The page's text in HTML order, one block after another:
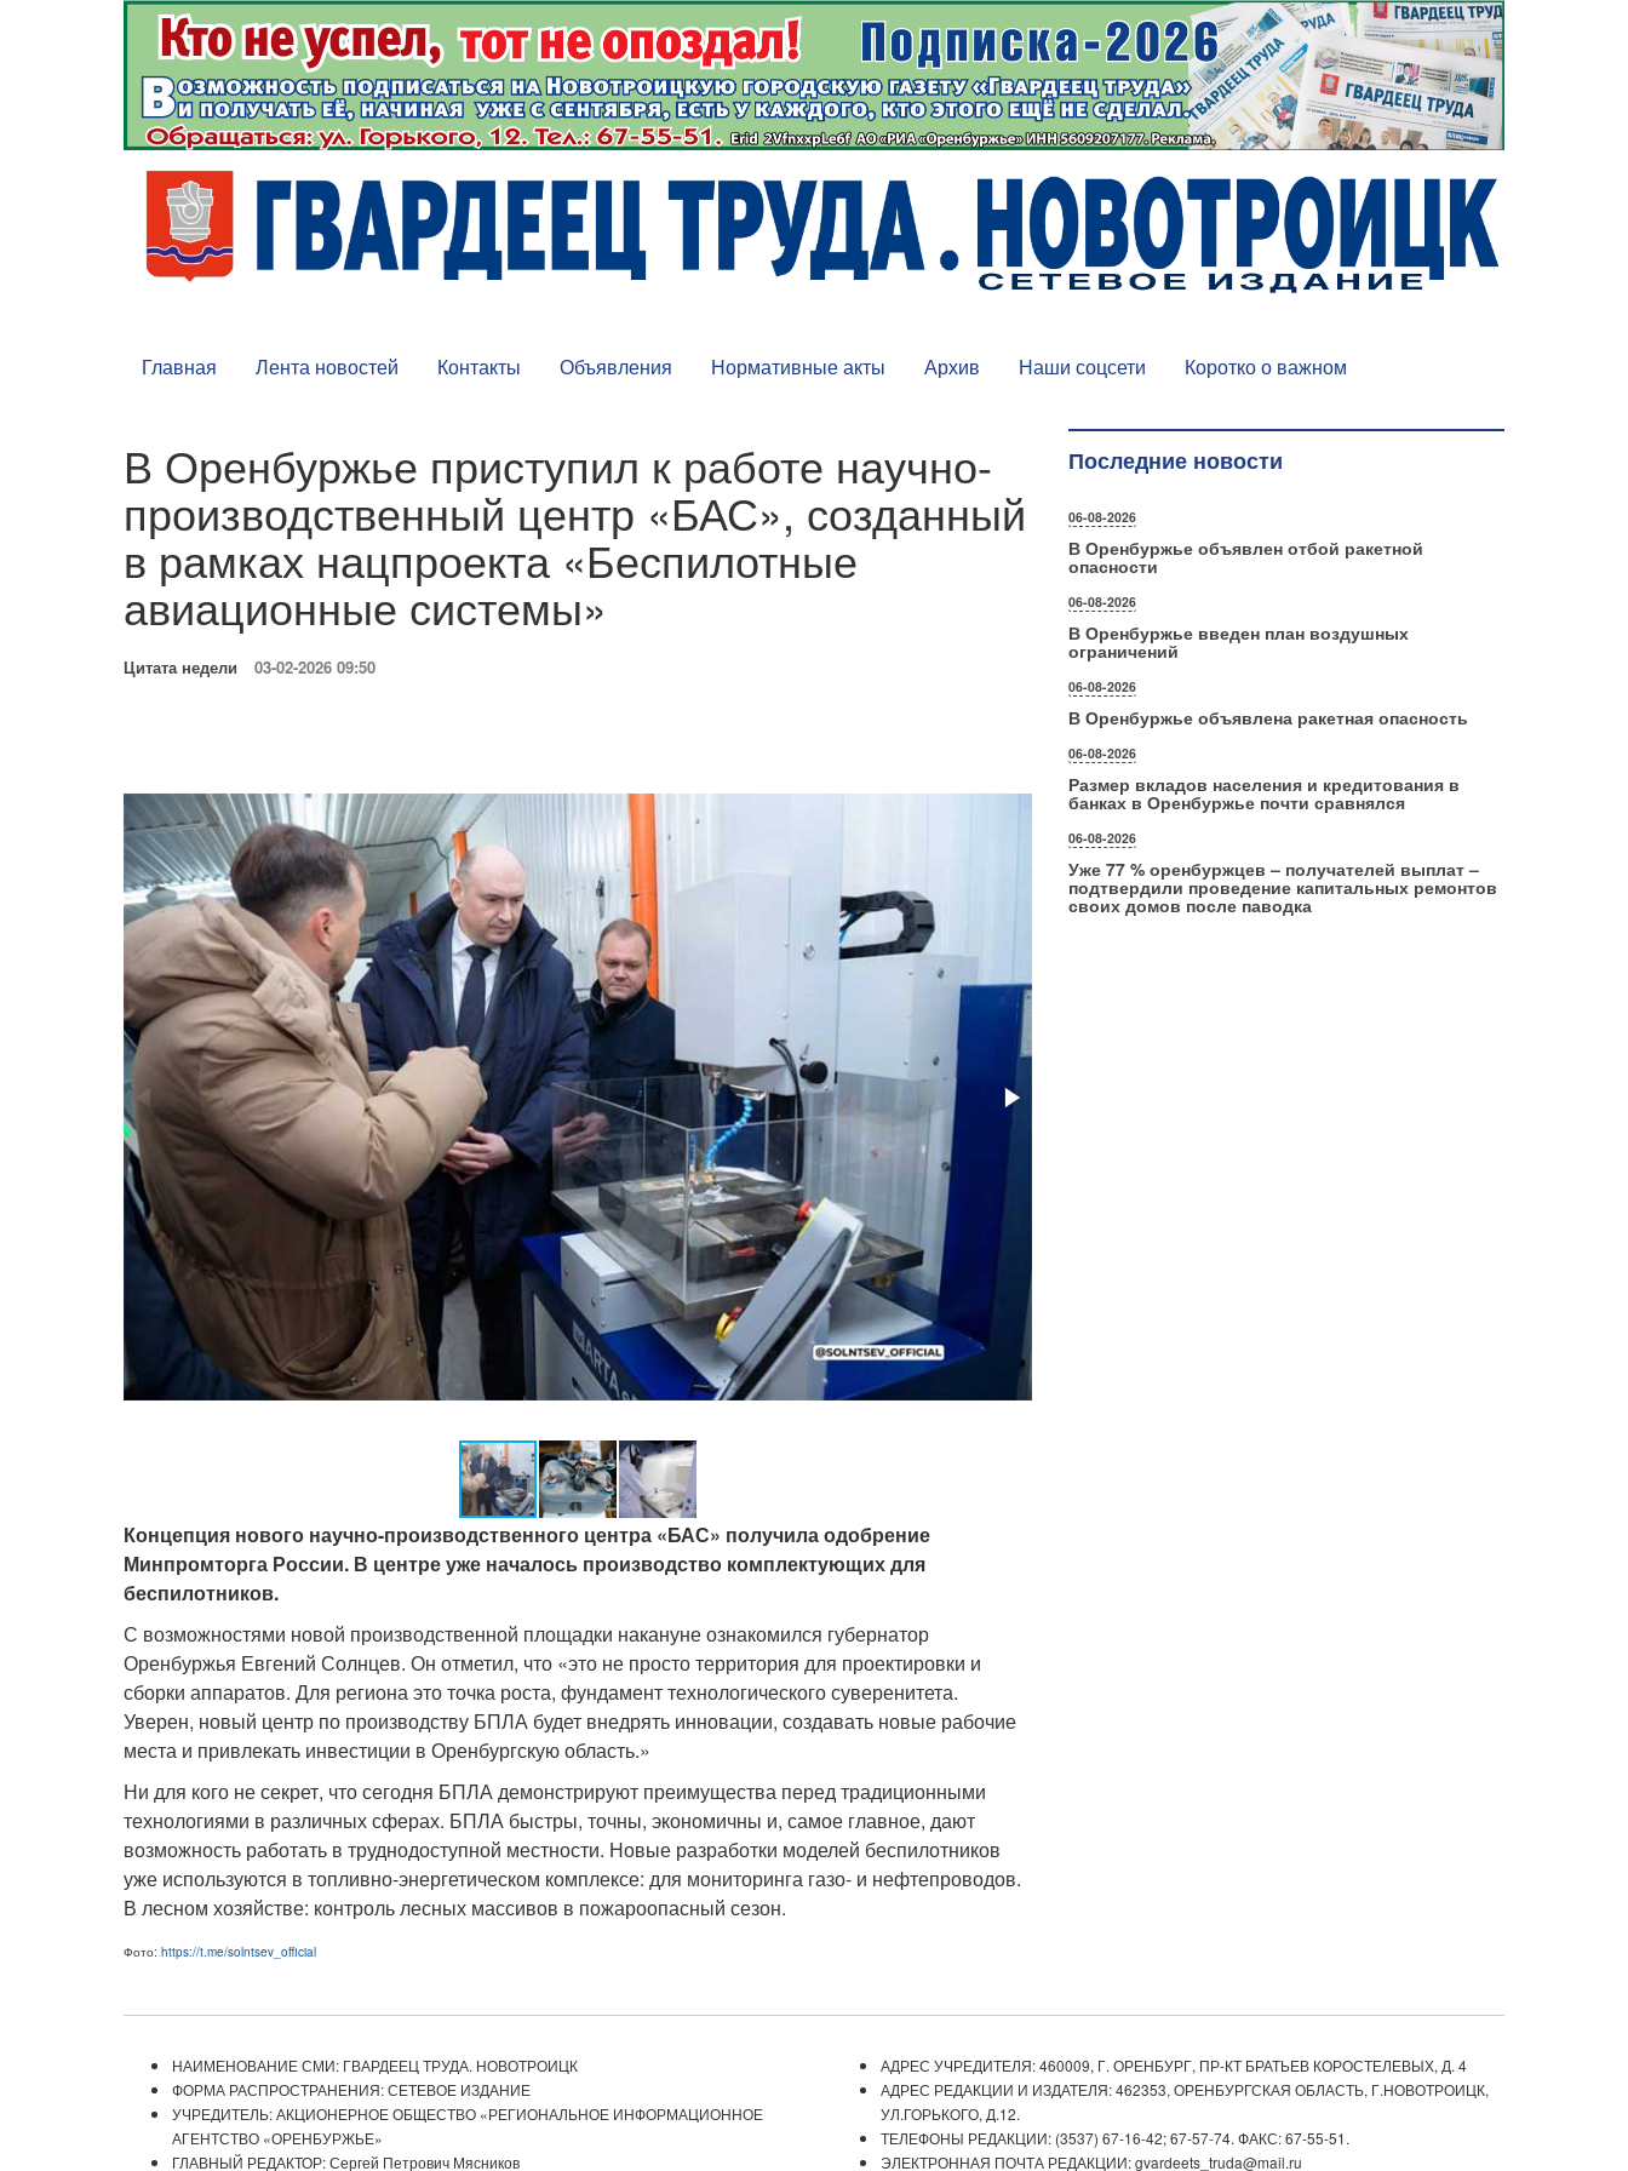
Главная Лента новостей Контакты Объявления Нормативные акты Архив Наши соцсети Коротко о важном
В Оренбуржье приступил к работе научно-
производственный центр «БАС», созданный
в рамках нацпроекта «Беспилотные
авиационные системы»
Цитата недели 03-02-2026 09:50
Концепция нового научно-производственного центра «БАС» получила одобрение
Минпромторга России. В центре уже началось производство комплектующих для
беспилотников.
С возможностями новой производственной площадки накануне ознакомился губернатор
Оренбуржья Евгений Солнцев. Он отметил, что «это не просто территория для проектировки и
сборки аппаратов. Для региона это точка роста, фундамент технологического суверенитета.
Уверен, новый центр по производству БПЛА будет внедрять инновации, создавать новые рабочие
места и привлекать инвестиции в Оренбургскую область.»
Ни для кого не секрет, что сегодня БПЛА демонстрируют преимущества перед традиционными
технологиями в различных сферах. БПЛА быстры, точны, экономичны и, самое главное, дают
возможность работать в труднодоступной местности. Новые разработки моделей беспилотников
уже используются в топливно-энергетическом комплексе: для мониторинга газо- и нефтепроводов.
В лесном хозяйстве: контроль лесных массивов в пожароопасный сезон.
Фото: https://t.me/solntsev_official
Последние новости
06-08-2026
В Оренбуржье объявлен отбой ракетной
опасности
06-08-2026
В Оренбуржье введен план воздушных
ограничений
06-08-2026
В Оренбуржье объявлена ракетная опасность
06-08-2026
Размер вкладов населения и кредитования в
банках в Оренбуржье почти сравнялся
06-08-2026
Уже 77 % оренбуржцев – получателей выплат –
подтвердили проведение капитальных ремонтов
своих домов после паводка
НАИМЕНОВАНИЕ СМИ: ГВАРДЕЕЦ ТРУДА. НОВОТРОИЦК
ФОРМА РАСПРОСТРАНЕНИЯ: СЕТЕВОЕ ИЗДАНИЕ
УЧРЕДИТЕЛЬ: АКЦИОНЕРНОЕ ОБЩЕСТВО «РЕГИОНАЛЬНОЕ ИНФОРМАЦИОННОЕ
АГЕНТСТВО «ОРЕНБУРЖЬЕ»
ГЛАВНЫЙ РЕДАКТОР: Сергей Петрович Мясников
АДРЕС УЧРЕДИТЕЛЯ: 460009, Г. ОРЕНБУРГ, ПР-КТ БРАТЬЕВ КОРОСТЕЛЕВЫХ, Д. 4
АДРЕС РЕДАКЦИИ И ИЗДАТЕЛЯ: 462353, ОРЕНБУРГСКАЯ ОБЛАСТЬ, Г.НОВОТРОИЦК,
УЛ.ГОРЬКОГО, Д.12.
ТЕЛЕФОНЫ РЕДАКЦИИ: (3537) 67-16-42; 67-57-74. ФАКС: 67-55-51.
ЭЛЕКТРОННАЯ ПОЧТА РЕДАКЦИИ: gvardeets_truda@mail.ru